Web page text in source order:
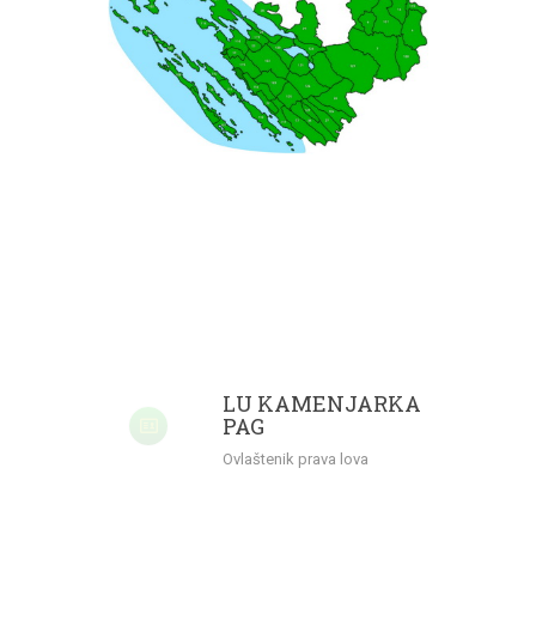
Vrati se na kartu lovišta.
LU KAMENJARKA
PAG
Ovlaštenik prava lova